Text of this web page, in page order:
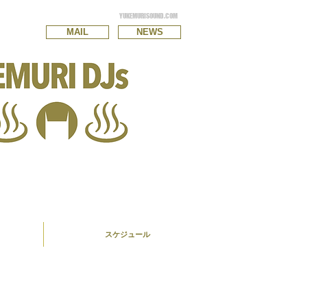
YUKEMURISOUND.COM
MAIL NEWS
スケジュール